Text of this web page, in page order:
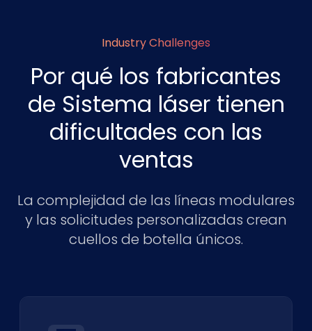
Industry Challenges
Por qué los fabricantes
de Sistema láser tienen
dificultades con las
ventas
La complejidad de las líneas modulares
y las solicitudes personalizadas crean
cuellos de botella únicos.